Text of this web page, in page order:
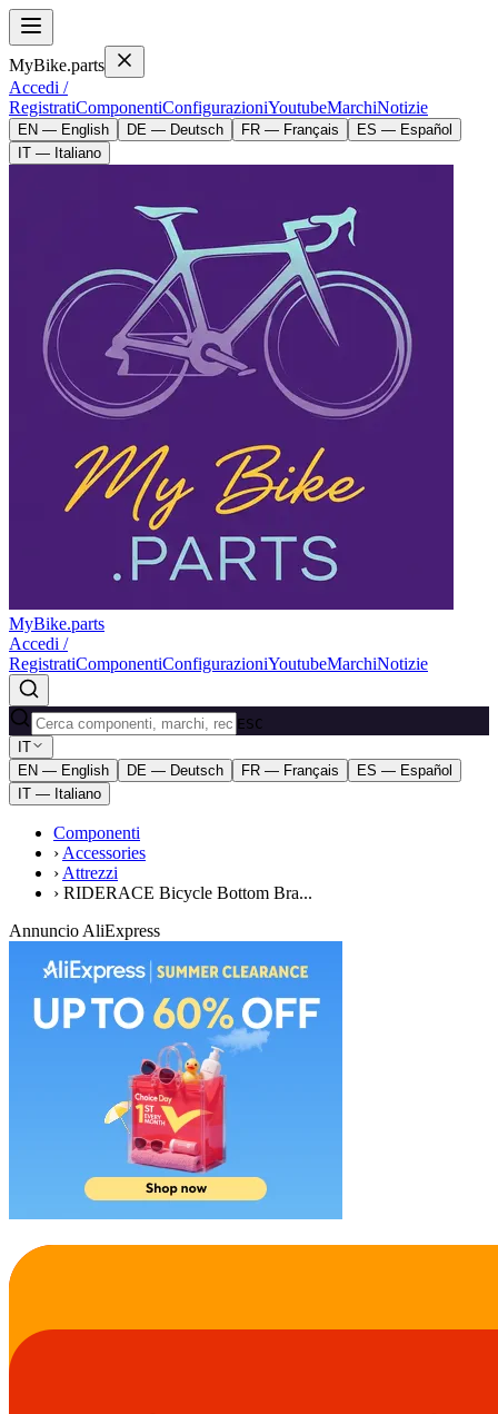
MyBike.parts
Accedi /
RegistratiComponentiConfigurazioniYoutubeMarchiNotizie
EN — English DE — Deutsch FR — Français
ES — Español
IT — Italiano
MyBike.parts
Accedi /
RegistratiComponentiConfigurazioniYoutubeMarchiNotizie
ESC
IT
EN — English
DE — Deutsch FR — Français
ES — Español
IT — Italiano
Componenti
› Accessories
› Attrezzi
› RIDERACE Bicycle Bottom Bra...
Annuncio AliExpress